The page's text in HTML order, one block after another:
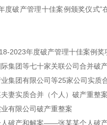
度破产管理十佳案例颁奖仪式”
2023年度破产管理十佳案例奖
集团等七十家关联公司合并破
集团有限公司等25家公司实质
妻实质合并（个人）破产重整案
有限公司破产重整案
破产和解案——张某某个人破